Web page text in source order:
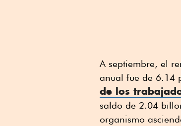
A septiembre, el
anual fue de 6.14
de los
saldo de 2.04
organismo